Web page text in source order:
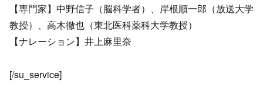
【専門家】中野信子（脳科学者）、岸根順一郎（放送大学
教授）、高木徹也（東北医科薬科大学教授）
【ナレーション】井上麻里奈
[/su_service]